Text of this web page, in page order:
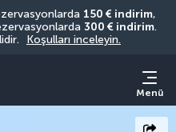
150 € indirim
300 € indirim.
Koşulları inceleyin.
Menü